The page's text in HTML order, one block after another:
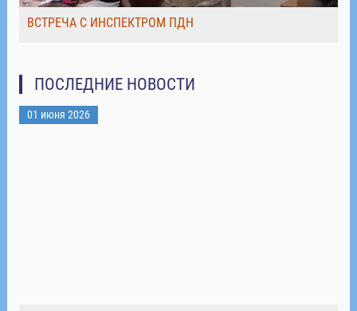
ВСТРЕЧА С ИНСПЕКТРОМ ПДН
ПОСЛЕДНИЕ НОВОСТИ
01 июня 2026